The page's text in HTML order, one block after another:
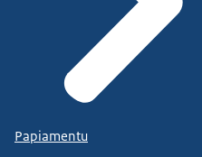
Papiamentu